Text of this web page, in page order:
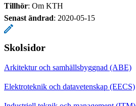
Tillhör: Om KTH
Senast ändrad: 2020-05-15
Skolsidor
Arkitektur och samhällsbyggnad (ABE)
Elektroteknik och datavetenskap (EECS)